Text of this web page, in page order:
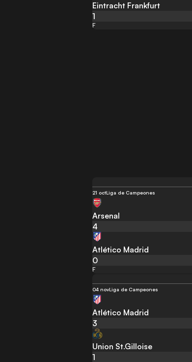
Eintracht Frankfurt
1
F
21 octLiga de Campeones
Arsenal
4
Atlético Madrid
0
F
04 novLiga de Campeones
Atlético Madrid
3
Union St.Gilloise
1